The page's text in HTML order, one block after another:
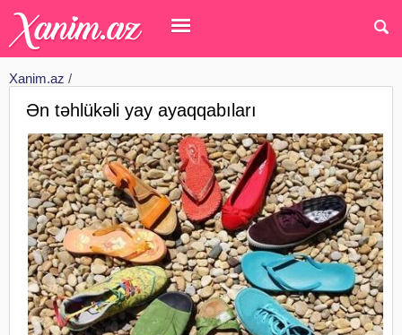
Xanim.az /
Ən təhlükəli yay ayaqqabıları